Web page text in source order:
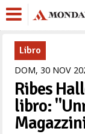
Libro
DOM,30 NOV
Ribes
libro: